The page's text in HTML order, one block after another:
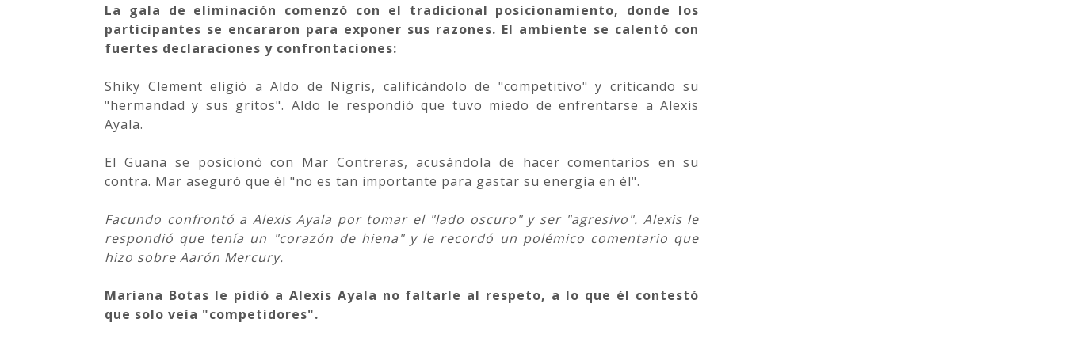
La gala de eliminación comenzó con el tradicional posicionamiento, donde los
participantes se encararon para exponer sus razones. El ambiente se calentó con
fuertes declaraciones y confrontaciones:
Shiky Clement eligió a Aldo de Nigris, calificándolo de "competitivo" y criticando su
"hermandad y sus gritos". Aldo le respondió que tuvo miedo de enfrentarse a Alexis
Ayala.
El Guana se posicionó con Mar Contreras, acusándola de hacer comentarios en su
contra. Mar aseguró que él "no es tan importante para gastar su energía en él".
Facundo confrontó a Alexis Ayala por tomar el "lado oscuro" y ser "agresivo". Alexis le
respondió que tenía un "corazón de hiena" y le recordó un polémico comentario que
hizo sobre Aarón Mercury.
Mariana Botas le pidió a Alexis Ayala no faltarle al respeto, a lo que él contestó
que solo veía "competidores".